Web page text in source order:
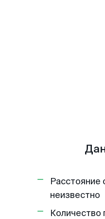
Расстояние
неизвестно
Количество